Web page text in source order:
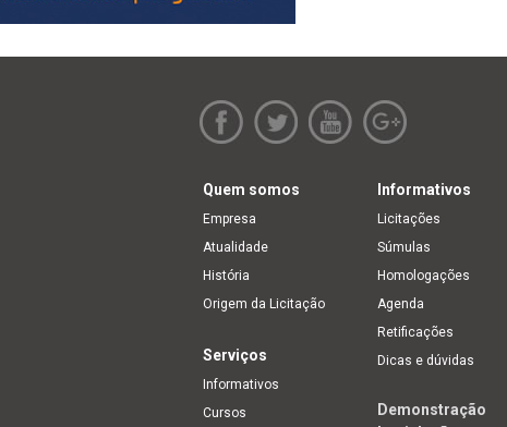
Quem somos
Empresa
Atualidade
História
Origem da Licitação
Informativos
Licitações
Súmulas
Homologações
Agenda
Retificações
Dicas e dúvidas
Serviços
Informativos
Cursos
Demonstração